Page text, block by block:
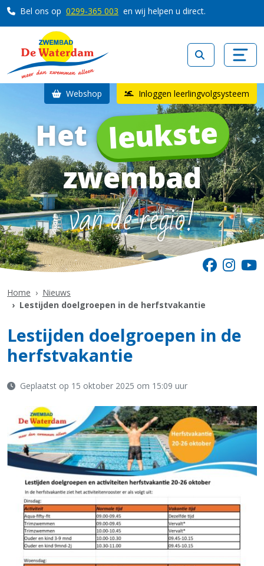
Bel ons op 0299-365 003 en wij helpen u direct.
Webshop Inloggen leerlingvolgsysteem
Het leukste
zwembad
van de regio!
Home
Nieuws
Lestijden doelgroepen in de herfstvakantie
Lestijden doelgroepen in de
herfstvakantie
Geplaatst op 15 oktober 2025 om 15:09 uur